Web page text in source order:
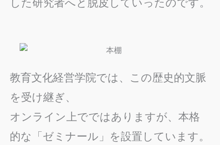
教育文化経営学院では、この歴史的文脈
を受け継ぎ、
オンライン上でではありますが、本格
的な「ゼミナール」を設置しています。